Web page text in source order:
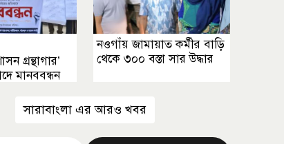
গ্রন্থাগার’
মানববন্ধন
নওগাঁয় জামায়াত কর্মীর বাড়ি
থেকে ৩০০ বস্তা সার উদ্ধার
সারাবাংলা এর আরও খবর